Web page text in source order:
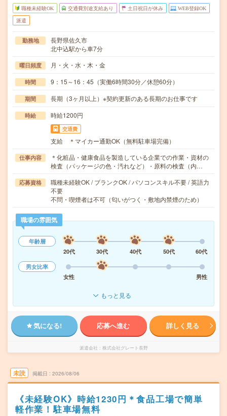
職種未経験OK 交通費別途支給あり 土日祝日が休み WEB登録OK
派遣
勤務地
長野県佐久市
北中込駅から車7分
曜日頻度 月・火・水・木・金
時間 9：15～16：45（実働6時間30分／休憩60分）
期間 長期（3ヶ月以上）※契約更新のある長期のお仕事です
時給 時給1200円
交通費
支給 ＊マイカー通勤OK（無料駐車場完備）
仕事内容
＊化粧品・健康食品を製造している企業での作業・資材の
検査（パッケージの色・汚れなど）・原料の検査（内…
応募資格
職種未経験OK / ブランクOK / パソコンスキル不要 / 英語力
不要
不問・喫煙者は不可（匂いがつく・敷地内禁煙のため）
職場の雰囲気
年齢層
20代
30代 40代 50代
60代
男女比率
女性
男性
もっと見る
気になる! 応募へ進む 詳しく見る
派遣会社 株式会社グレート長野
未読 掲載日 2026/08/06
《未経験OK》時給1230円＊食品工場で簡単
軽作業！駐車場無料